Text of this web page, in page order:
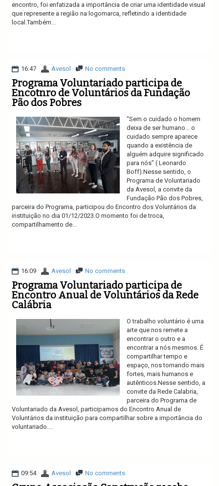
encontro, foi enfatizada a importância de criar uma identidade visual
que represente a região na logomarca, refletindo a identidade
local.Também...
16:47 Avesol No comments
Programa Voluntariado participa de
Encotnro de Voluntários da Fundação
Pão dos Pobres
“Sem o cuidado o homem
deixa de ser humano... o
cuidado sempre aparece
quando a existência de
alguém adquire significado
para nós” ( Leonardo
Boff).Nesse sentido, o
Programa de Voluntariado
da Avesol, a convite da
Fundação Pão dos Pobres,
parceira do Programa, participou do Encontro dos Voluntários da
instituição no dia 01/12/2023.O momento foi de troca,
compartilhamento de...
16:09 Avesol No comments
Programa Voluntariado participa de
Encontro Anual de Voluntários da Rede
Calábria
O trabalho voluntário é uma
arte que nos remete a
encontrar o outro e a
encontrar a nós mesmos. É
compartilhar tempo e
espaço, nos tornando mais
fortes, mais humanos e
autênticos.Nesse sentido, a
convite da Rede Calabria,
parceira do Programa de
Voluntariado da Avesol, participamos do Encontro Anual de
Voluntários da instituição para compartilhar sobre a importância do
voluntariado....
09:54 Avesol No comments